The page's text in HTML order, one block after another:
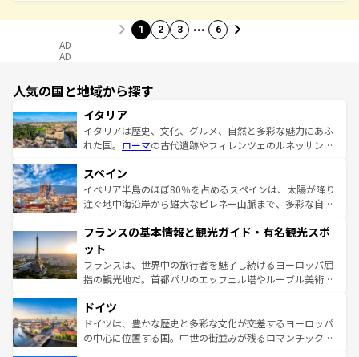
1 2 3 … 6
AD
AD
人気の国と地域から探す
イタリア
イタリアは歴史、文化、グルメ、自然と多彩な魅力にあふ
れた国。 ローマの古代遺跡やフィレンツェのルネッサンス
ろん、トスカーナの美しい田園風景やアマルフィ海岸の絶
景など、自然景観も見逃せない。観光の合間には、本場の
ピザやパスタなど、絶品のイタリア料理を堪能することも
ませてくれるイタリアで、忘れられない旅をしてみよう！
なお、新着のイタリア情報は
しい。
スペイン
イベリア半島のほぼ80％を占めるスペインは、太陽が降り
注ぐ地中海沿岸から雄大なピレネー山脈まで、多彩な自然
文化が根付くこの国では、情熱的なフラメンコ、熱気あふ
れる闘牛、そして美味しいタパスが生活の一部となってい
る。首都マドリードの洗練された雰囲気や、バルセロナの
アートに溢れた街角から、地方では古代ローマ遺跡や中世
せる。地方によって風土や気候が異なるスペインはその個
性で訪れる人を魅了する。 なお、新着のスペイン情報は コ
ンテンツ一覧を参照してほしい。
フランスの基本情報と観光ガイド・有名観光スポ
ット
フランスは、世界中の旅行者を魅了し続けるヨーロッパ屈
指の観光地だ。首都パリのエッフェル塔やルーブル美術館
で、幅広い魅力が詰まっている。華麗な宮殿、歴史的な大
聖堂、美しいビーチ、そして豊かな自然が、訪れる者を心
から魅了する。また、フランスは美食の国としても知ら
ドイツ
ドイツは、豊かな歴史と多彩な文化が交差するヨーロッパ
の中心に位置する国。中世の街並みが残るロマンチック街